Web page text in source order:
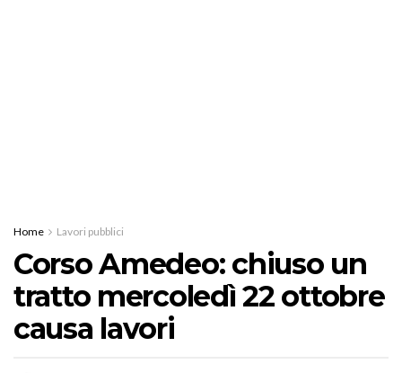
Home Lavori pubblici
Corso Amedeo: chiuso un
tratto mercoledì 22 ottobre
causa lavori